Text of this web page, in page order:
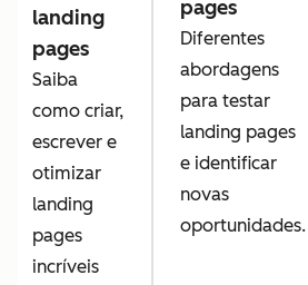
landing
pages
Saiba
como criar,
escrever e
otimizar
landing
pages
incríveis
pages
Diferentes
abordagens
para testar
landing pages
e identificar
novas
oportunidades.